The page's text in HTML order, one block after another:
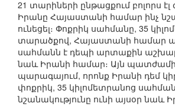
21 տարիների ընթացքում բոլորս էլ
Իրանը Հայաստանի համար ինչ
ունեցել։ Փոքրիկ սահմանը, 35
տարածքով, Հայաստանի համար
սահմանն է դեպի արտաքին
նաև Իրանի համար։ Այն
պարագայում, որոնք Իրանի դեմ
փոքրիկ, 35 կիլոմետրանոց
նշանակությունը ունի այսօր նաև